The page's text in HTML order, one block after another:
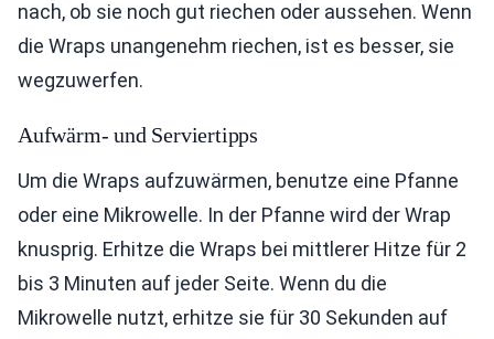
nach, ob sie noch gut riechen oder aussehen. Wenn
die Wraps unangenehm riechen, ist es besser, sie
wegzuwerfen.
Aufwärm- und Serviertipps
Um die Wraps aufzuwärmen, benutze eine Pfanne
oder eine Mikrowelle. In der Pfanne wird der Wrap
knusprig. Erhitze die Wraps bei mittlerer Hitze für 2
bis 3 Minuten auf jeder Seite. Wenn du die
Mikrowelle nutzt, erhitze sie für 30 Sekunden auf